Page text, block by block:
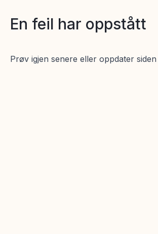
En feil har oppstått
Prøv igjen senere eller oppdater siden